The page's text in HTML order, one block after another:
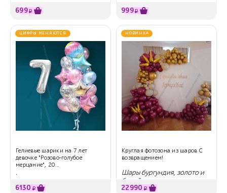
699₽ 999₽
ЦИФРЫ МЕНЯЮТСЯ
Гелиевые шарики на 7 лет
девочке "Розово-голубое
мерцание", 20...
.
6130 ₽
НОВИНКА
Круглая фотозона из шаров С
возвращением!
Шары бургундия, золото и
белый песок
22990 ₽